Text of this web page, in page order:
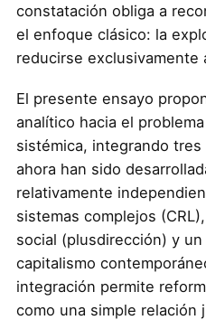
constatación obliga a
el enfoque clásico: la
reducirse exclusivamente
El presente ensayo
analítico hacia el
sistémica, integrando
ahora han sido
relativamente
sistemas complejos
social (plusdirección) y
capitalismo
integración permite
como una simple relación